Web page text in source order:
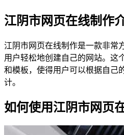
江阴市网页在线制作
江阴市网页在线制作是一款非常
用户轻松地创建自己的网站。这
和模板，使得用户可以根据自己
计。
如何使用江阴市网页